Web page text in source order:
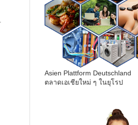
Asien Plattform Deutschland
ตลาดเอเชียใหม่ ๆ ในยุโรป